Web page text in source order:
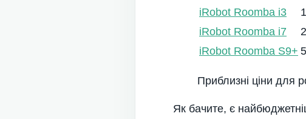
iRobot Roomba i3
iRobot Roomba i7
iRobot Roomba S9+
Приблизні ціни для
Як бачите, є